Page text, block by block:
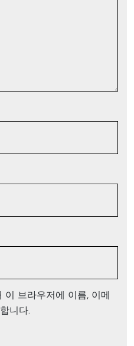
브라우저에 이름, 이메
니다.